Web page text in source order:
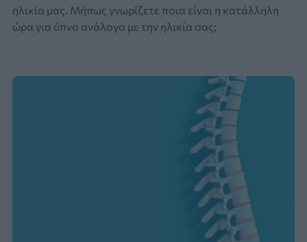
ηλικία μας. Μήπως γνωρίζετε ποια είναι η κατάλληλη
ώρα για ύπνο ανάλογα με την ηλικία σας;